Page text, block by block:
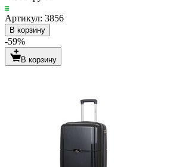
Артикул: 3856
В корзину
-59%
В корзину